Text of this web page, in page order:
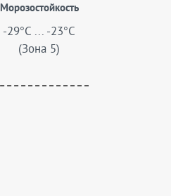
Морозостойкость
-29°C ... -23°C
(Зона 5)